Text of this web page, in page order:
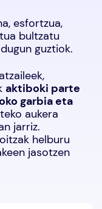
esfortzua,
bultzatu
guztiok.
aktiboki parte
garbia eta
aukera
jarriz.
helburu
jasotzen